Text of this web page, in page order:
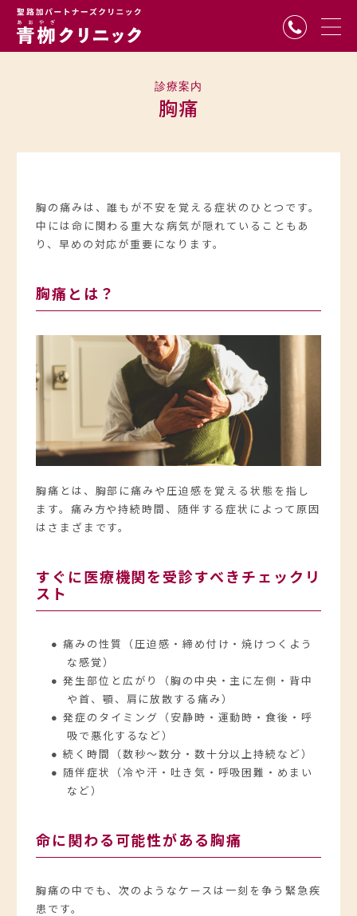
青栁クリニック
診療案内
胸痛
胸の痛みは、誰もが不安を覚える症状のひとつです。
中には命に関わる重大な病気が隠れていることもあ
り、早めの対応が重要になります。
胸痛とは？
胸痛とは、胸部に痛みや圧迫感を覚える状態を指し
ます。痛み方や持続時間、随伴する症状によって原因
はさまざまです。
すぐに医療機関を受診すべきチェックリ
スト
● 痛みの性質（圧迫感・締め付け・焼けつくよう
な感覚）
● 発生部位と広がり（胸の中央・主に左側・背中
や首、顎、肩に放散する痛み）
● 発症のタイミング（安静時・運動時・食後・呼
吸で悪化するなど）
● 続く時間（数秒～数分・数十分以上持続など）
● 随伴症状（冷や汗・吐き気・呼吸困難・めまい
など）
命に関わる可能性がある胸痛
胸痛の中でも、次のようなケースは一刻を争う緊急疾
患です。